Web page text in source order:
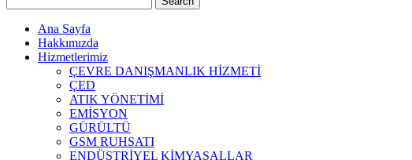
Ana Sayfa
Hakkımızda
Hizmetlerimiz
ÇEVRE DANIŞMANLIK HİZMETİ
ÇED
ATIK YÖNETİMİ
EMİSYON
GÜRÜLTÜ
GSM RUHSATI
ENDÜSTRİYEL KİMYASALLAR